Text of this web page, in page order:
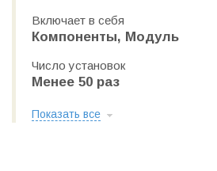
Включает в себя
Компоненты, Модуль
Число установок
Менее 50 раз
Показать все